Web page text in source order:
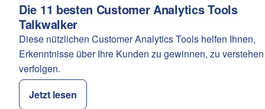
Kategorie:
Die 11 besten Customer Analytics Tools
Talkwalker
Diese nützlichen Customer Analytics Tools helfen Ihnen,
Erkenntnisse über Ihre Kunden zu gewinnen, zu
verfolgen.
Jetzt lesen